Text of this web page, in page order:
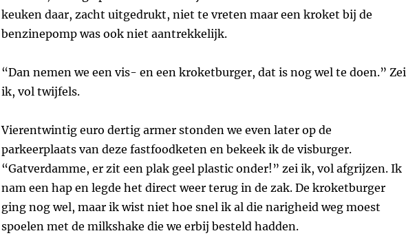
keuken daar, zacht uitgedrukt, niet te vreten maar een kroket bij de
benzinepomp was ook niet aantrekkelijk.
“Dan nemen we een vis- en een kroketburger, dat is nog wel te doen.” Zei
ik, vol twijfels.
Vierentwintig euro dertig armer stonden we even later op de
parkeerplaats van deze fastfoodketen en bekeek ik de visburger.
“Gatverdamme, er zit een plak geel plastic onder!” zei ik, vol afgrijzen. Ik
nam een hap en legde het direct weer terug in de zak. De kroketburger
ging nog wel, maar ik wist niet hoe snel ik al die narigheid weg moest
spoelen met de milkshake die we erbij besteld hadden.